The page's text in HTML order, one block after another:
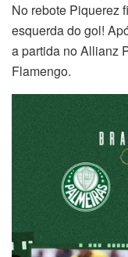
No rebote Piquerez
esquerda do gol!
a partida no Allianz
Flamengo.